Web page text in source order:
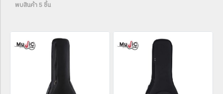
พบสินค้า 5 ชิ้น